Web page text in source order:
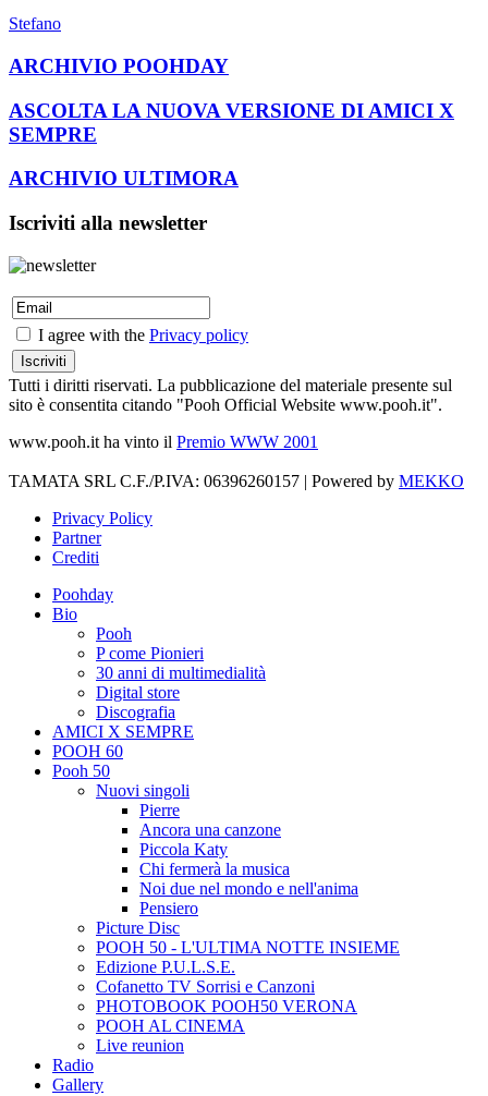
Stefano
ARCHIVIO POOHDAY
ASCOLTA LA NUOVA VERSIONE DI AMICI X
SEMPRE
ARCHIVIO ULTIMORA
Iscriviti alla newsletter
I agree with the Privacy policy
Tutti i diritti riservati. La pubblicazione del materiale presente sul
sito è consentita citando "Pooh Official Website www.pooh.it".
www.pooh.it ha vinto il Premio WWW 2001
TAMATA SRL C.F./P.IVA: 06396260157 | Powered by MEKKO
Privacy Policy
Partner
Crediti
Poohday
Bio
Pooh
P come Pionieri
30 anni di multimedialità
Digital store
Discografia
AMICI X SEMPRE
POOH 60
Pooh 50
Nuovi singoli
Pierre
Ancora una canzone
Piccola Katy
Chi fermerà la musica
Noi due nel mondo e nell'anima
Pensiero
Picture Disc
POOH 50 - L'ULTIMA NOTTE INSIEME
Edizione P.U.L.S.E.
Cofanetto TV Sorrisi e Canzoni
PHOTOBOOK POOH50 VERONA
POOH AL CINEMA
Live reunion
Radio
Gallery